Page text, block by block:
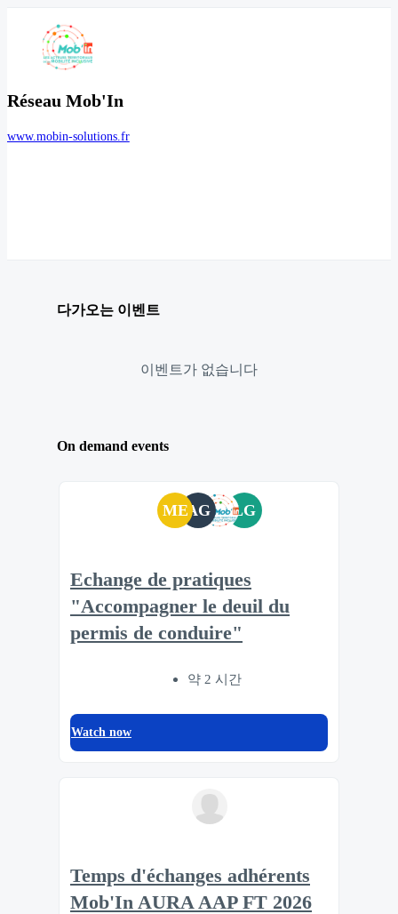
Réseau Mob'In
www.mobin-solutions.fr
다가오는 이벤트
이벤트가 없습니다
On demand events
MEAG LG
Echange de pratiques
"Accompagner le deuil du
permis de conduire"
약 2 시간
Watch now
Temps d'échanges adhérents
Mob'In AURA AAP FT 2026